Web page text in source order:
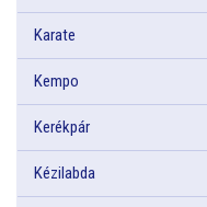
Karate
Kempo
Kerékpár
Kézilabda